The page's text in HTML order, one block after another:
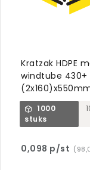
Kratzak HDPE
windtube 430+
1000
stuks
0,098 p/st